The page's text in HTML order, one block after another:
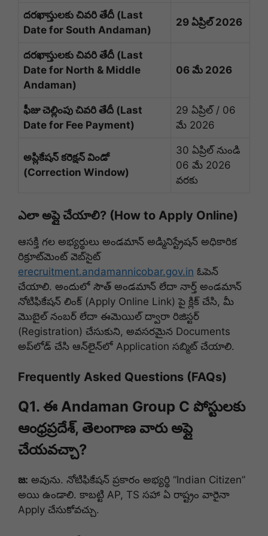
దరఖాస్తులకు చివరి తేదీ (Last
Date for South Andaman)
29 ఏప్రిల్ 2026
దరఖాస్తులకు చివరి తేదీ (Last
Date for North & Middle
Andaman)
06 మే 2026
ఫీజు చెల్లింపు చివరి తేదీ (Last
Date for Fee Payment)
29 ఏప్రిల్ / 06
మే 2026
అప్లికేషన్ కరెక్షన్ విండో
(Correction Window)
30 ఏప్రిల్ నుండి
06 మే 2026
వరకు
ఎలా అప్లై చేయాలి? (How to Apply Online)
ఆసక్తి గల అభ్యర్థులు అండమాన్ అడ్మినిస్ట్రేషన్ అధికారిక
రిక్రూట్‌మెంట్ వెబ్‌సైట్
erecruitment.andamannicobar.gov.in ఓపెన్
చేయాలి. అందులో సౌత్ అండమాన్ లేదా నార్త్ అండమాన్
నోటిఫికేషన్ లింక్ (Apply Online Link) పై క్లిక్ చేసి, మీ
మొబైల్ నంబర్ లేదా ఈమెయిల్ ద్వారా రిజిస్టర్
(Registration) చేసుకుని, అవసరమైన Documents
అప్‌లోడ్ చేసి ఆన్‌లైన్‌లో Application సబ్మిట్ చేయాలి.
Frequently Asked Questions (FAQs)
Q1. ఈ Andaman Group C పోస్టులకు
ఆంధ్రప్రదేశ్, తెలంగాణ వారు అప్లై
చేయవచ్చా?
జ: అవును. నోటిఫికేషన్ ప్రకారం అభ్యర్థి “Indian Citizen”
అయి ఉండాలి. కాబట్టి AP, TS సహా ఏ రాష్ట్రం వారైనా
Apply చేసుకోవచ్చు.